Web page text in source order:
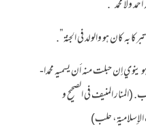
ولا محمد”.
إن حبلت منه أن يسميه محمدا-
(المنار المنیف فی الصحیح و